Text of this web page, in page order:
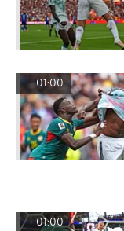
01:00
01:00